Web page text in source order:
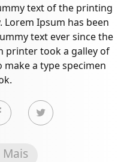
text of the printing
Ipsum has been
text ever since the
printer took a galley of
a type specimen
Mais